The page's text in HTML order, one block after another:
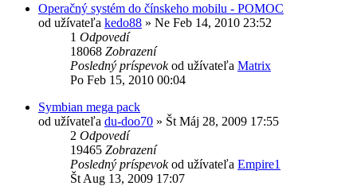
Operačný systém do čínskeho mobilu - POMOC
od užívateľa kedo88 » Ne Feb 14, 2010 23:52
1 Odpovedí
18068 Zobrazení
Posledný príspevokod užívateľa Matrix
Po Feb 15, 2010 00:04
Symbian mega pack
od užívateľa du-doo70 » Št Máj 28, 2009 17:55
2 Odpovedí
19465 Zobrazení
Posledný príspevokod užívateľa Empire1
Št Aug 13, 2009 17:07